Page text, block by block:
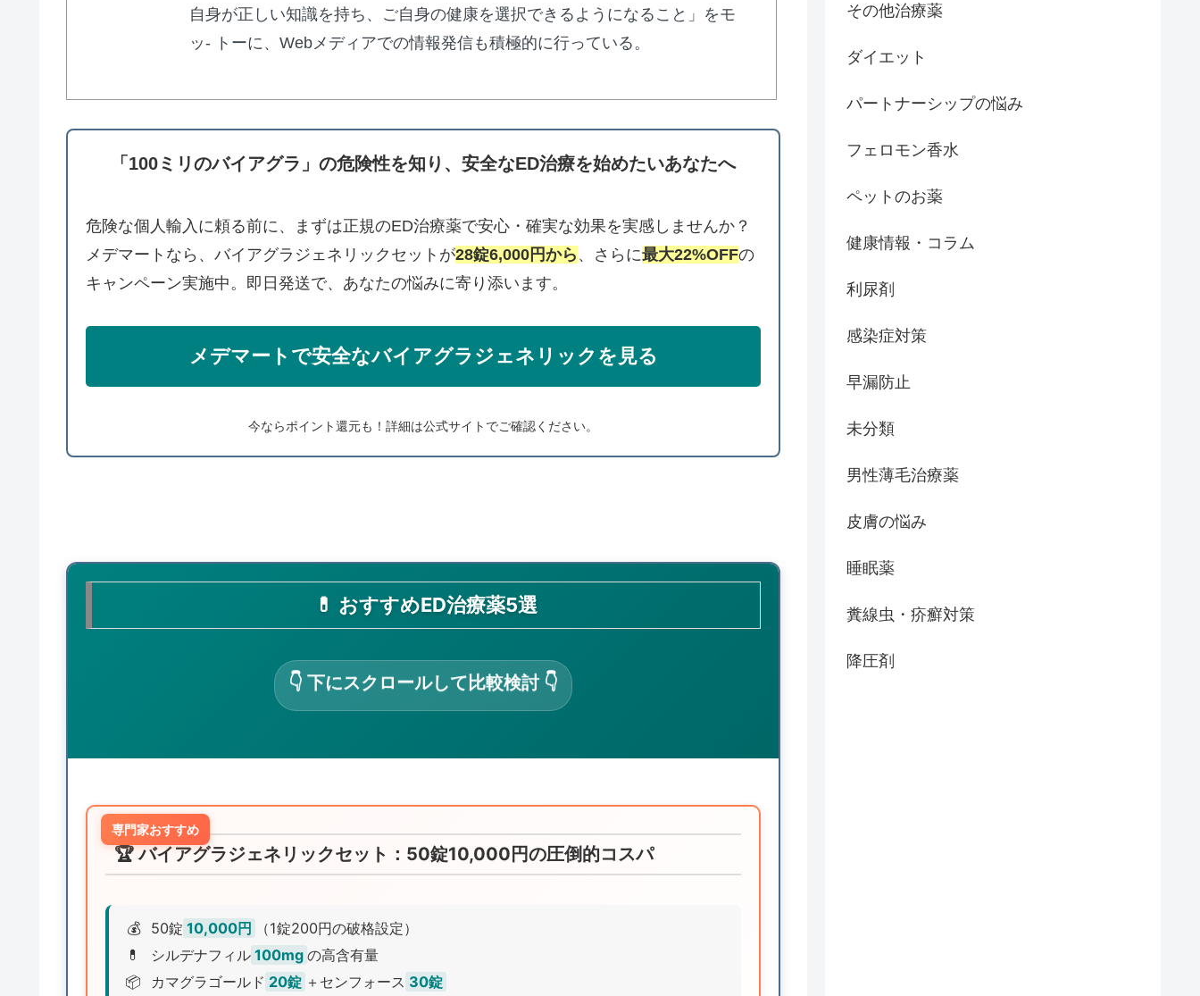
自身が正しい知識を持ち、ご自身の健康を選択できるようになること」をモ
ッ- トーに、Webメディアでの情報発信も積極的に行っている。
「100ミリのバイアグラ」の危険性を知り、安全なED治療を始めたいあなたへ
危険な個人輸入に頼る前に、まずは正規のED治療薬で安心・確実な効果を実感しませんか？
メデマートなら、バイアグラジェネリックセットが28錠6,000円から 、さらに最大22%OFFの
キャンペーン実施中。即日発送で、あなたの悩みに寄り添います。
メデマートで安全なバイアグラジェネリックを見る
今ならポイント還元も！詳細は公式サイトでご確認ください。
💊 おすすめED治療薬5選
👇 下にスクロールして比較検討 👇
🏆 バイアグラジェネリックセット：50錠10,000円の圧倒的コスパ
専門家おすすめ
💰 50錠 10,000円
（1錠200円の破格設定）
💊
シルデナフィル 100mg の高含有量
📦
カマグラゴールド 20錠 ＋センフォース 30錠
その他治療薬
ダイエット
パートナーシップの悩み
フェロモン香水
ペットのお薬
健康情報・コラム
利尿剤
感染症対策
早漏防止
未分類
男性薄毛治療薬
皮膚の悩み
睡眠薬
糞線虫・疥癬対策
降圧剤